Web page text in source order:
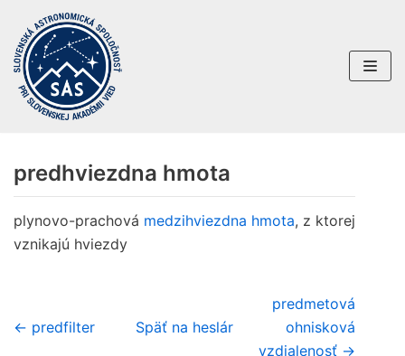
Preskočiť
na
obsah
predhviezdna hmota
plynovo-prachová medzihviezdna hmota, z ktorej
vznikajú hviezdy
← predfilter Späť na heslár
predmetová
ohnisková
vzdialenosť →